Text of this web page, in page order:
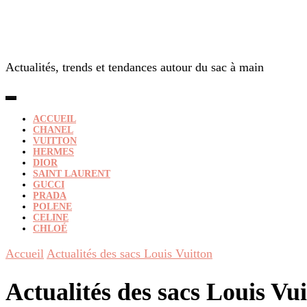
Actualités, trends et tendances autour du sac à main
ACCUEIL
CHANEL
VUITTON
HERMES
DIOR
SAINT LAURENT
GUCCI
PRADA
POLENE
CELINE
CHLOÉ
Accueil Actualités des sacs Louis Vuitton
Actualités des sacs Louis